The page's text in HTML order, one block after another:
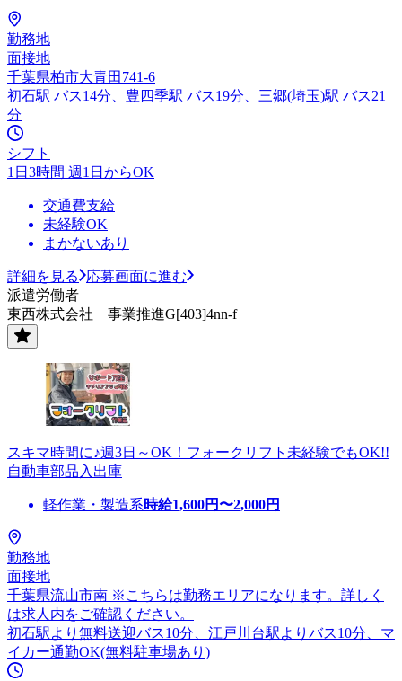
勤務地
面接地
千葉県柏市大青田741-6
初石駅 バス14分、豊四季駅 バス19分、三郷(埼玉)駅 バス21
分
シフト
1日3時間 週1日からOK
交通費支給
未経験OK
まかないあり
詳細を見る
応募画面に進む
派遣労働者
東西株式会社 事業推進G[403]4nn-f
スキマ時間に♪週3日～OK！フォークリフト未経験でもOK!!
自動車部品入出庫
軽作業・製造系時給1,600円〜2,000円
勤務地
面接地
千葉県流山市南 ※こちらは勤務エリアになります。詳しく
は求人内をご確認ください。
初石駅より無料送迎バス10分、江戸川台駅よりバス10分、マ
イカー通勤OK(無料駐車場あり)